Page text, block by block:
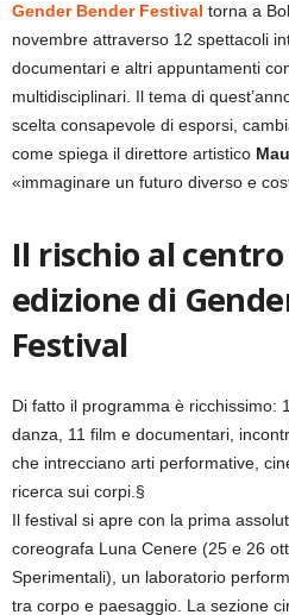
Gender Bender Festival torna a
novembre attraverso 12 spettacoli
documentari e altri appuntamenti
multidisciplinari. Il tema di
scelta consapevole di esporsi,
come spiega il direttore artistico
«immaginare un futuro diverso e
Il rischio al
edizione di
Festival
Di fatto il programma è ricchissimo:
danza, 11 film e documentari,
che intrecciano arti performative,
ricerca sui corpi.§
Il festival si apre con la prima
coreografa Luna Cenere (25 e 26
Sperimentali), un laboratorio
tra corpo e paesaggio. La sezione